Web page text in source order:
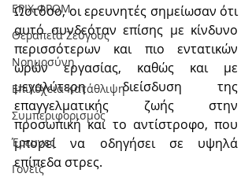
ΕΡΙΧ ΦΡΟΜ
Θεραπεία Ζεύγους
Νοημοσύνη
Επιλόχεια Κατάθλιψη
Συμπεριφορισμός
Έρευνες
Γονείς
Ωστόσο, οι ερευνητές σημείωσαν ότι
αυτό συνδεόταν επίσης με κίνδυνο
περισσότερων και πιο εντατικών
ωρών εργασίας, καθώς και με
μεγαλύτερη διείσδυση της
επαγγελματικής ζωής στην
προσωπική και το αντίστροφο, που
μπορεί να οδηγήσει σε υψηλά
επίπεδα στρες.